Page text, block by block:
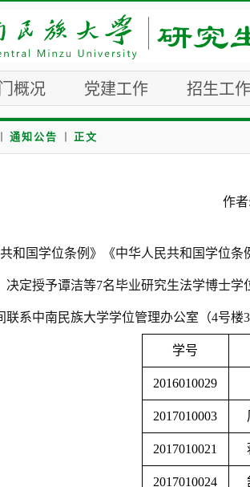
概况 党建工作 招生工作
通知公告 正文
作
和国学位条例》《中华人民共和国学位
决定授予谭洁等7名毕业研究生法学博士
系中南民族大学学位管理办公室（4号楼
学号
2016010029
2017010003
2017010021
2017010024